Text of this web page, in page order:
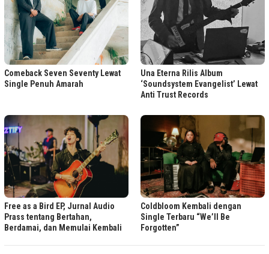
Comeback Seven Seventy Lewat
Single Penuh Amarah
Una Eterna Rilis Album
‘Soundsystem Evangelist’ Lewat
Anti Trust Records
Free as a Bird EP, Jurnal Audio
Prass tentang Bertahan,
Berdamai, dan Memulai Kembali
Coldbloom Kembali dengan
Single Terbaru “We’ll Be
Forgotten”